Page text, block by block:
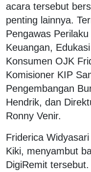
acara tersebut
penting lainnya.
Pengawas
Keuangan,
Konsumen OJK
Komisioner KIP
Pengembangan
Hendrik, dan
Ronny Venir.
Friderica
Kiki, menyambut
DigiRemit